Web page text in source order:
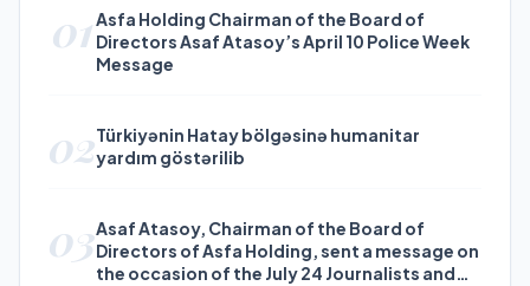
01Asfa Holding Chairman of the Board of
Directors Asaf Atasoy’s April 10 Police Week
Message
02Türkiyənin Hatay bölgəsinə humanitar
yardım göstərilib
03Asaf Atasoy, Chairman of the Board of
Directors of Asfa Holding, sent a message on
the occasion of the July 24 Journalists and